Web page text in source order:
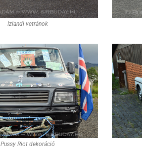
Izlandi vetránok
Pussy Riot dekoráció